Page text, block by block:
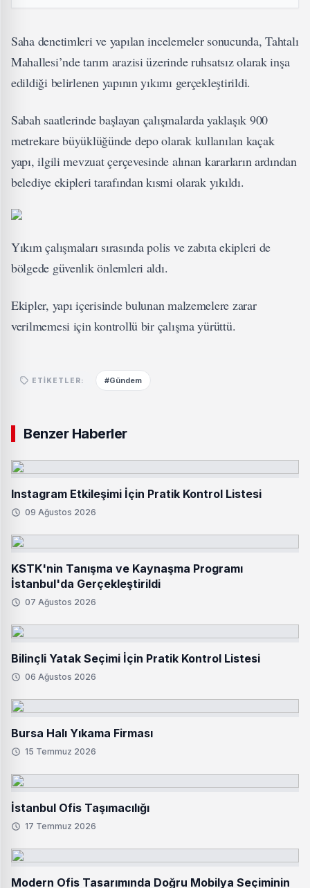
Saha denetimleri ve yapılan incelemeler sonucunda, Tahtalı
Mahallesi’nde tarım arazisi üzerinde ruhsatsız olarak inşa
edildiği belirlenen yapının yıkımı gerçekleştirildi.
Sabah saatlerinde başlayan çalışmalarda yaklaşık 900
metrekare büyüklüğünde depo olarak kullanılan kaçak
yapı, ilgili mevzuat çerçevesinde alınan kararların ardından
belediye ekipleri tarafından kısmi olarak yıkıldı.
Yıkım çalışmaları sırasında polis ve zabıta ekipleri de
bölgede güvenlik önlemleri aldı.
Ekipler, yapı içerisinde bulunan malzemelere zarar
verilmemesi için kontrollü bir çalışma yürüttü.
ETIKETLER: #Gündem
Benzer Haberler
Instagram Etkileşimi İçin Pratik Kontrol Listesi
09 Ağustos 2026
KSTK'nin Tanışma ve Kaynaşma Programı
İstanbul'da Gerçekleştirildi
07 Ağustos 2026
Bilinçli Yatak Seçimi İçin Pratik Kontrol Listesi
06 Ağustos 2026
Bursa Halı Yıkama Firması
15 Temmuz 2026
İstanbul Ofis Taşımacılığı
17 Temmuz 2026
Modern Ofis Tasarımında Doğru Mobilya Seçiminin